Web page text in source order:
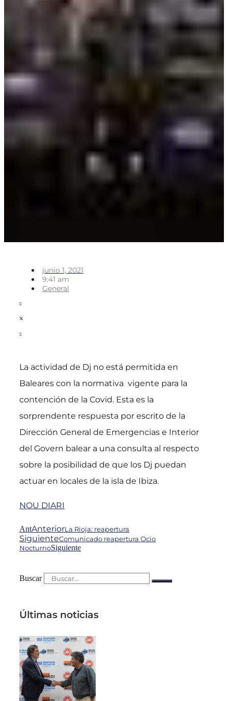
junio 1, 2021
9:41 am
General
La actividad de Dj no está permitida en
Baleares con la normativa vigente para la
contención de la Covid. Esta es la
sorprendente respuesta por escrito de la
Dirección General de Emergencias e Interior
del Govern balear a una consulta al respecto
sobre la posibilidad de que los Dj puedan
actuar en locales de la isla de Ibiza.
NOU DIARI
AntAnteriorLa Rioja: reapertura
SiguienteComunicado reapertura Ocio
NocturnoSiguiente
Buscar
Últimas noticias